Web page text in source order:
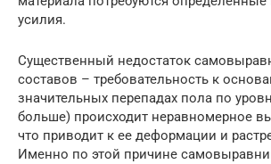
усилия.
Существенный недостаток
составов – требовательность к
значительных перепадах пола по
больше) происходит неравномерное
что приводит к ее деформации и
Именно по этой причине